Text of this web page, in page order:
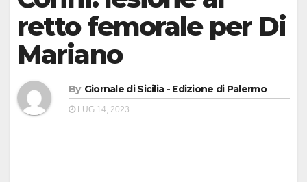
retto femorale per Di
Mariano
By Giornale di Sicilia - Edizione di Palermo
LUG 14, 2023